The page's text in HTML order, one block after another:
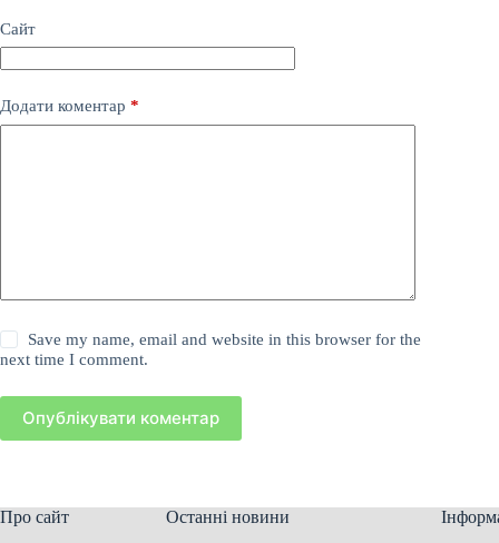
Сайт
Додати коментар *
Save my name, email and website in this browser for the
next time I comment.
Опублікувати коментар
Про сайт
Останні новини